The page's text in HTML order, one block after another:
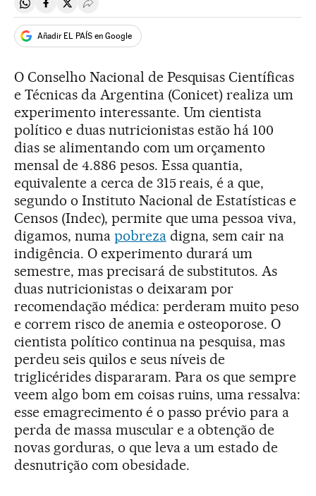
Compartir en Whatsapp
Compartir en Facebook
Compartir en Twitter
Desplegar Redes Sociales
Añadir EL PAÍS en Google
O Conselho Nacional de Pesquisas Científicas
e Técnicas da Argentina (Conicet) realiza um
experimento interessante. Um cientista
político e duas nutricionistas estão há 100
dias se alimentando com um orçamento
mensal de 4.886 pesos. Essa quantia,
equivalente a cerca de 315 reais, é a que,
segundo o Instituto Nacional de Estatísticas e
Censos (Indec), permite que uma pessoa viva,
digamos, numa pobrezadigna, sem cair na
indigência. O experimento durará um
semestre, mas precisará de substitutos. As
duas nutricionistas o deixaram por
recomendação médica: perderam muito peso
e correm risco de anemia e osteoporose. O
cientista político continua na pesquisa, mas
perdeu seis quilos e seus níveis de
triglicérides dispararam. Para os que sempre
veem algo bom em coisas ruins, uma ressalva:
esse emagrecimento é o passo prévio para a
perda de massa muscular e a obtenção de
novas gorduras, o que leva a um estado de
desnutrição com obesidade.